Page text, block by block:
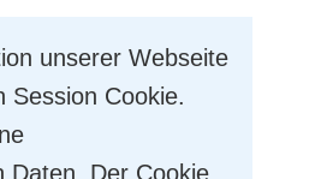
unserer Webseite
Session Cookie.
Daten. Der Cookie